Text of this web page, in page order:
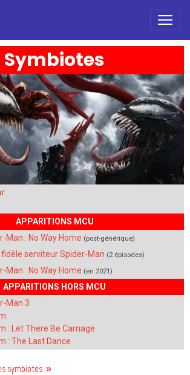
Symbiotes
APPARITIONS MCU
Man : No Way Home (post-générique)
serviteur Spider-Man (2 épisodes)
Man : No Way Home (en 2021)
APPARITIONS HORS MCU
Man 3
: Let There Be Carnage
: The Last Dance
symbiotes. »